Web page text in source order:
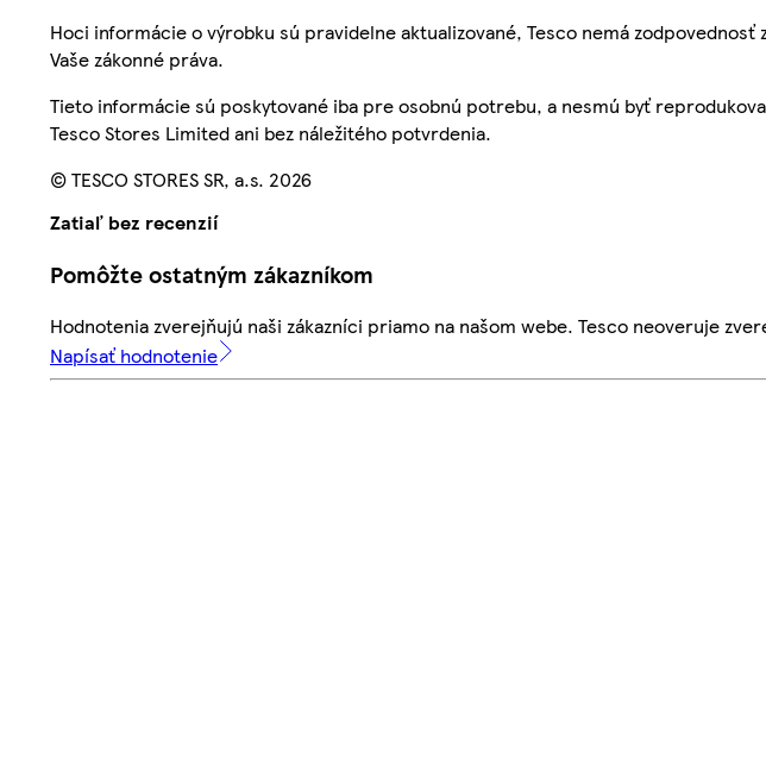
Hoci informácie o výrobku sú pravidelne aktualizované, Tesco nemá
Vaše zákonné práva.
Tieto informácie sú poskytované iba pre osobnú potrebu, a nesmú byť
Tesco Stores Limited ani bez náležitého potvrdenia.
© TESCO STORES SR, a.s. 2026
Zatiaľ bez recenzií
Pomôžte ostatným zákazníkom
Hodnotenia zverejňujú naši zákazníci priamo na našom webe. Tesco neoveruje
Napísať hodnotenie